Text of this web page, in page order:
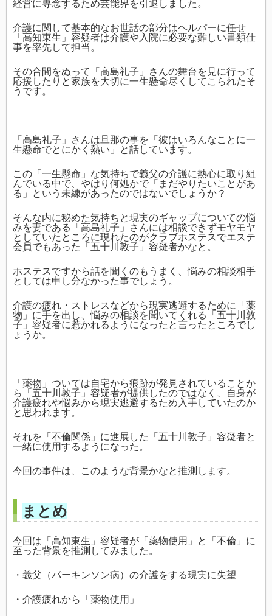
経営に専念するため芸能界を引退しました。
介護に関して基本的なお世話の部分はヘルパーに任せ
「高知東生」容疑者は介護や入院に必要な難しい書類仕
事を率先して担当。
その合間をぬって「高島礼子」さんの舞台を見に行って
応援したりと家族を大切に一生懸命尽くしてこられたそ
うです。
「高島礼子」さんは旦那の事を「彼はいろんなことに一
生懸命でとにかく熱い」と話しています。
この「一生懸命」な気持ちで義父の介護に熱心に取り組
んでいる中で、やはり何処かで「まだやりたいことがあ
る」という未練があったのではないでしょうか？
そんな内に秘めた気持ちと現実のギャップについての悩
みを妻である「高島礼子」さんには相談できずモヤモヤ
としていたところに現れたのがクラブホステスでエステ
会員でもあった「五十川敦子」容疑者かなと。
ホステスですから話を聞くのもうまく、悩みの相談相手
としては申し分なかった事でしょう。
介護の疲れ・ストレスなどから現実逃避するために「薬
物」に手を出し、悩みの相談を聞いてくれる「五十川敦
子」容疑者に惹かれるようになったと言ったところでし
ょうか。
「薬物」ついては自宅から痕跡が発見されていることか
ら「五十川敦子」容疑者が提供したのではなく、自身が
介護疲れや悩みから現実逃避するため入手していたのか
と思われます。
それを「不倫関係」に進展した「五十川敦子」容疑者と
一緒に使用するようになった。
今回の事件は、このような背景かなと推測します。
まとめ
今回は「高知東生」容疑者が「薬物使用」と「不倫」に
至った背景を推測してみました。
・義父（パーキンソン病）の介護をする現実に失望
・介護疲れから「薬物使用」